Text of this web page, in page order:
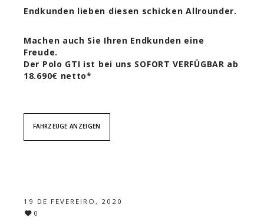
Endkunden lieben diesen schicken Allrounder.
Machen auch Sie Ihren Endkunden eine
Freude.
Der Polo GTI ist bei uns SOFORT VERFÜGBAR ab
18.690€ netto*
FAHRZEUGE ANZEIGEN
19 DE FEVEREIRO, 2020
0